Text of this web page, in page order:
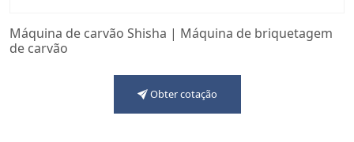
Máquina de carvão Shisha | Máquina de briquetagem
de carvão
Obter cotação